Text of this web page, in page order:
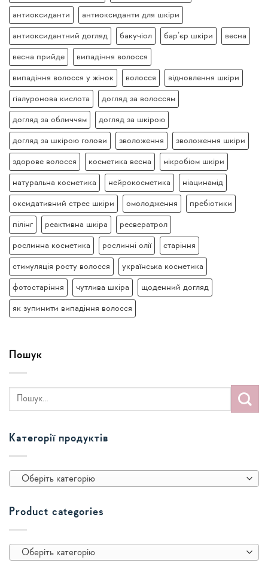
антиоксиданти антиоксиданти для шкіри
антиоксидантний догляд бакучіол бар’єр шкіри весна
весна прийде випадіння волосся
випадіння волосся у жінок волосся відновлення шкіри
гіалуронова кислота догляд за волоссям
догляд за обличчям догляд за шкірою
догляд за шкірою голови зволоження зволоження шкіри
здорове волосся косметика весна мікробіом шкіри
натуральна косметика нейрокосметика ніацинамід
оксидативний стрес шкіри омолодження пребіотики
пілінг реактивна шкіра ресвератрол
рослинна косметика рослинні олії старіння
стимуляція росту волосся українська косметика
фотостаріння чутлива шкіра щоденний догляд
як зупинити випадіння волосся
Пошук
Категорії продуктів
Оберіть категорію
Product categories
Оберіть категорію